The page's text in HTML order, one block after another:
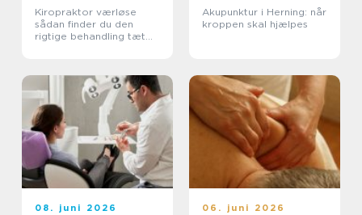
Kiropraktor værløse
sådan finder du den
rigtige behandling tæt
Akupunktur i Herning: når
kroppen skal hjælpes
08. juni 2026 06. juni 2026